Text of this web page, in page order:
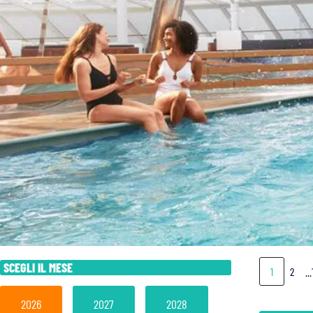
1 2
SCEGLI IL MESE
2026 2027 2028